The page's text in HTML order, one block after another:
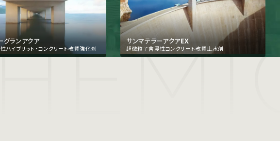
グランアクア
ハイブリット・コンクリート改質強化剤
サンマテラーアクアEX
超微粒子含浸性コンクリート改質止水剤